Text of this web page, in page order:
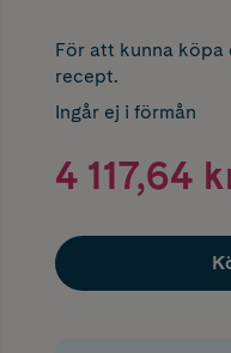
För att kunna köpa
recept.
Ingår ej i förmån
4 117,64